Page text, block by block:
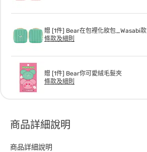
贈 [1件] Bear在包裡化妝包_Wasabi款
條款及細則
贈 [1件] Bear你可愛絨毛髮夾
條款及細則
商品詳細說明
商品詳細說明